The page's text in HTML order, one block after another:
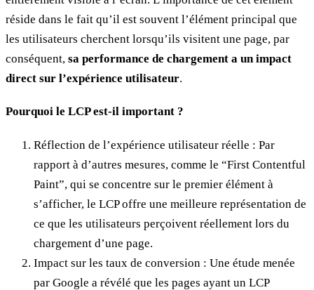
réside dans le fait qu’il est souvent l’élément principal que
les utilisateurs cherchent lorsqu’ils visitent une page, par
conséquent, sa performance de chargement a un impact
direct sur l’expérience utilisateur.
Pourquoi le LCP est-il important ?
Réflection de l’expérience utilisateur réelle : Par
rapport à d’autres mesures, comme le “First Contentful
Paint”, qui se concentre sur le premier élément à
s’afficher, le LCP offre une meilleure représentation de
ce que les utilisateurs perçoivent réellement lors du
chargement d’une page.
Impact sur les taux de conversion : Une étude menée
par Google a révélé que les pages ayant un LCP